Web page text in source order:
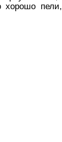
хорошо
свой